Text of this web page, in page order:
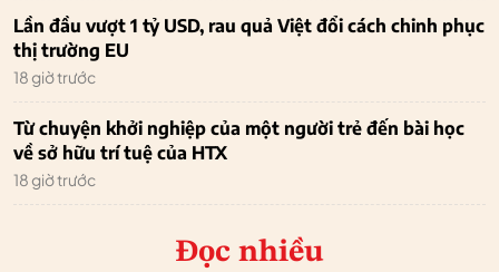
Lần đầu vượt 1 tỷ USD, rau quả Việt đổi cách chinh phục
thị trường EU
18 giờ trước
Từ chuyện khởi nghiệp của một người trẻ đến bài học
về sở hữu trí tuệ của HTX
18 giờ trước
Đọc nhiều